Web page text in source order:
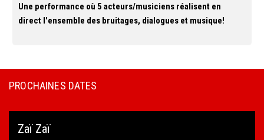
Une performance où 5 acteurs/musiciens réalisent en
direct l'ensemble des bruitages, dialogues et musique!
PROCHAINES DATES
Zaï Zaï